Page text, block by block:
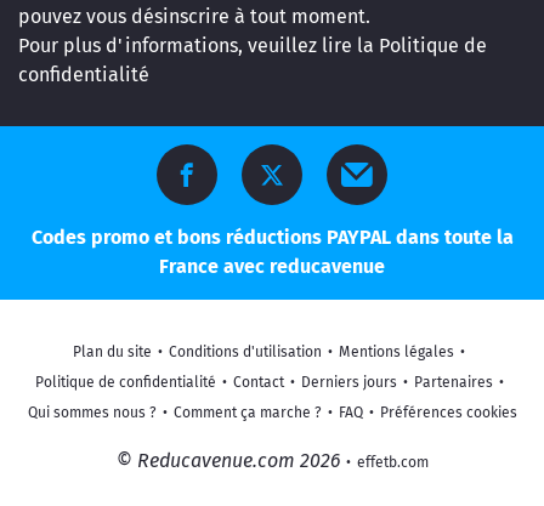
pouvez vous désinscrire à tout moment.
Pour plus d'informations, veuillez lire la Politique de
confidentialité
Codes promo et bons réductions PAYPAL dans toute la
France avec reducavenue
Plan du site • Conditions d'utilisation • Mentions légales •
Politique de confidentialité • Contact • Derniers jours • Partenaires •
Qui sommes nous ? • Comment ça marche ? • FAQ • Préférences cookies
© Reducavenue.com 2026 • effetb.com